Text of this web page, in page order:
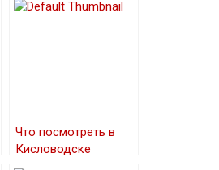
Что посмотреть в
Кисловодске